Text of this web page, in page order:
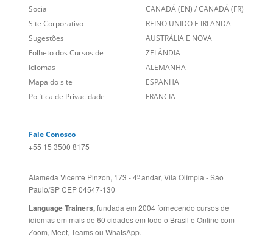
Sugestões
Folheto dos Cursos de
Idiomas
Mapa do site
Política de Privacidade
AUSTRÁLIA E NOVA
ZELÂNDIA
ALEMANHA
ESPANHA
FRANCIA
Alameda Vicente Pinzon, 173 - 4º andar, Vila Olímpia - São
Language Trainers,fundada em 2004 fornecendo cursos de
idiomas em mais de 60 cidades em todo o Brasil e Online com